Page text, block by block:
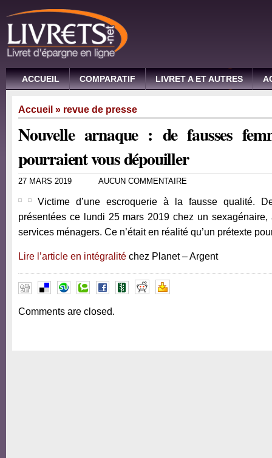
ACCUEIL COMPARATIF LIVRET A ET AUTRES
Accueil » revue de presse
Nouvelle arnaque : de fausses
pourraient vous dépouiller
27 MARS 2019 AUCUN COMMENTAIRE
Victime d’une escroquerie à la fausse qualité.
présentées ce lundi 25 mars 2019 chez un
services ménagers. Ce n’était en réalité qu’un prétexte
Lire l’article en intégralité chez Planet – Argent
Comments are closed.